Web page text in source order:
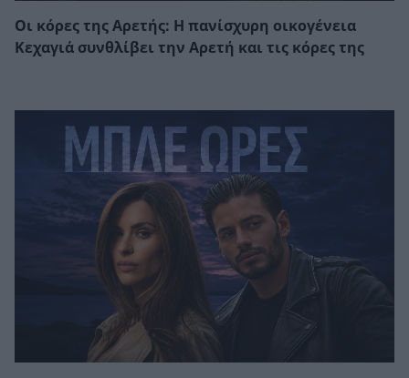
Οι κόρες της Αρετής: Η πανίσχυρη οικογένεια
Κεχαγιά συνθλίβει την Αρετή και τις κόρες της